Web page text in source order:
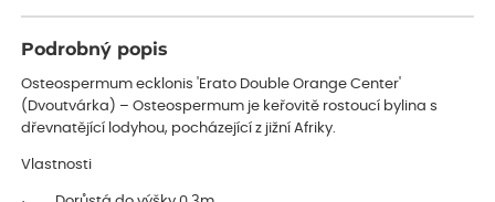
Podrobný popis
Osteospermum ecklonis 'Erato Double Orange Center'
(Dvoutvárka) – Osteospermum je keřovitě rostoucí bylina s
dřevnatějící lodyhou, pocházející z jižní Afriky.
Vlastnosti